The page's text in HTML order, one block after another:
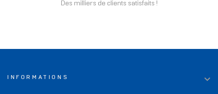
Des milliers de clients satisfaits !
INFORMATIONS 